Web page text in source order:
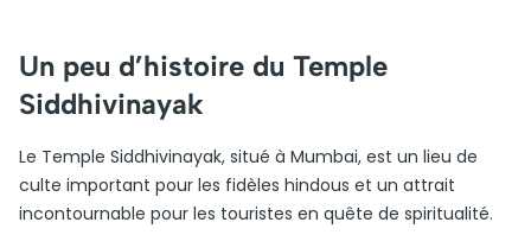
Un peu d’histoire du Temple
Siddhivinayak
Le Temple Siddhivinayak, situé à Mumbai, est un lieu de
culte important pour les fidèles hindous et un attrait
incontournable pour les touristes en quête de spiritualité.